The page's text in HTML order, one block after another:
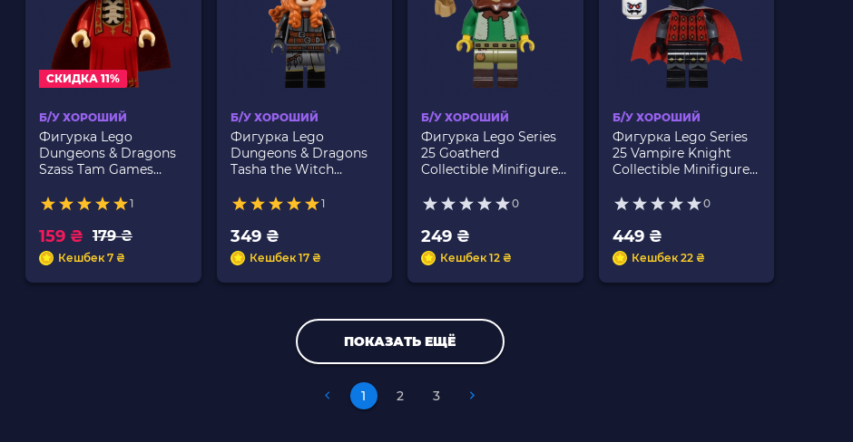
СКИДКА 11%
Б/У ХОРОШИЙ
Фигурка Lego
Dungeons & Dragons
Szass Tam Games
1
179 ₴
159 ₴
Кешбек 7 ₴
Б/У ХОРОШИЙ
Фигурка Lego
Dungeons & Dragons
Tasha the Witch
coldnd12 Б/У
1
349 ₴
Кешбек 17 ₴
Б/У ХОРОШИЙ
Фигурка Lego Series
25 Goatherd
Collectible Minifigures
0
249 ₴
Кешбек 12 ₴
Б/У ХОРОШИЙ
Фигурка Lego Series
25 Vampire Knight
Collectible Minifigures
0
449 ₴
Кешбек 22 ₴
ПОКАЗАТЬ ЕЩЁ
1 2 3